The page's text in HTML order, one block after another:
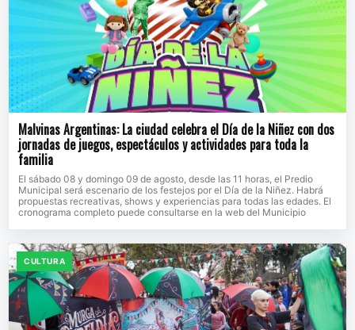
Malvinas Argentinas: La ciudad celebra el Día de la Niñez con dos
jornadas de juegos, espectáculos y actividades para toda la
familia
El sábado 08 y domingo 09 de agosto, desde las 11 horas, el Predio
Municipal será escenario de los festejos por el Día de la Niñez. Habrá
propuestas recreativas, shows y experiencias para todas las edades. El
cronograma completo puede consultarse en la web del Municipio
CULTURA